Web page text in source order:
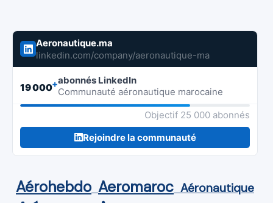
Aeronautique.ma
linkedin.com/company/aeronautique-ma
19 000+abonnés LinkedIn
Communauté aéronautique marocaine
Objectif 25 000 abonnés
Rejoindre la communauté
Aérohebdo Aeromaroc Aéronautique